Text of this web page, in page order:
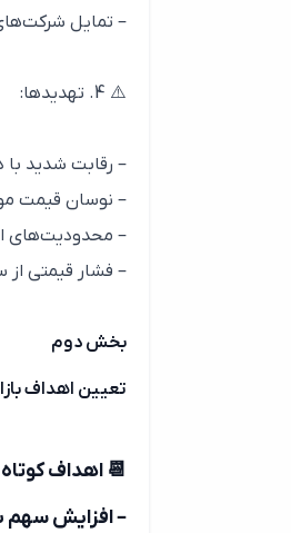
– تمایل
⚠️ 4. تهدیدها:
– رقابت شدید با
– نوسان قیمت
– محدودیت‌های
– فشار قیمتی از
بخش دوم
تعیین اهداف
📆 اهداف کوتاه
– افزایش سهم بازار به ۱۵٪